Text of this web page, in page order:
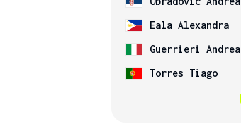
Eala Alexandra
Guerrieri Andrea
Torres Tiago